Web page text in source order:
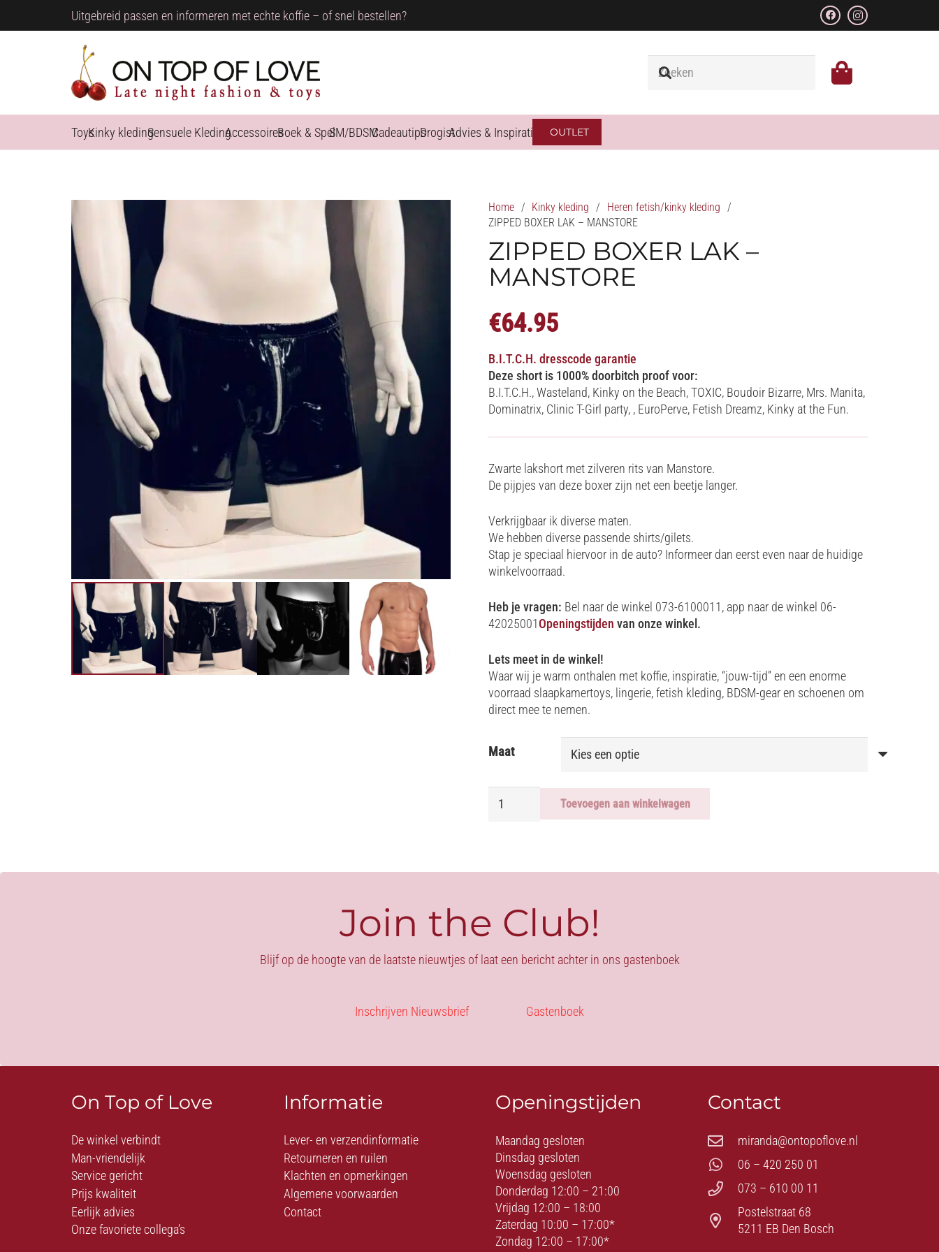
Uitgebreid passen en informeren met echte koffie – of snel bestellen?
ToysKinky kledingSensuele KledingAccessoiresBoek & SpelSM/BDSMCadeautipsDrogistAdvies & Inspiratie OUTLET
Home / Kinky kleding / Heren fetish/kinky kleding /
ZIPPED BOXER LAK – MANSTORE
ZIPPED BOXER LAK –
MANSTORE
€64.95
B.I.T.C.H. dresscode garantie
Deze short is 1000% doorbitch proof voor:
B.I.T.C.H., Wasteland, Kinky on the Beach, TOXIC, Boudoir Bizarre, Mrs. Manita,
Dominatrix, Clinic T-Girl party, , EuroPerve, Fetish Dreamz, Kinky at the Fun.
Zwarte lakshort met zilveren rits van Manstore.
De pijpjes van deze boxer zijn net een beetje langer.
Verkrijgbaar ik diverse maten.
We hebben diverse passende shirts/gilets.
Stap je speciaal hiervoor in de auto? Informeer dan eerst even naar de huidige
winkelvoorraad.
Heb je vragen: Bel naar de winkel 073-6100011, app naar de winkel 06-
42025001Openingstijden van onze winkel.
Lets meet in de winkel!
Waar wij je warm onthalen met koffie, inspiratie, “jouw-tijd” en een enorme
voorraad slaapkamertoys, lingerie, fetish kleding, BDSM-gear en schoenen om
direct mee te nemen.
Maat
BOXER
Toevoegen aan winkelwagen
Join the Club!
Blijf op de hoogte van de laatste nieuwtjes of laat een bericht achter in ons gastenboek
Inschrijven Nieuwsbrief Gastenboek
On Top of Love
De winkel verbindt
Man-vriendelijk
Service gericht
Prijs kwaliteit
Eerlijk advies
Onze favoriete collega’s
Informatie
Lever- en verzendinformatie
Retourneren en ruilen
Klachten en opmerkingen
Algemene voorwaarden
Contact
Openingstijden
Maandag gesloten
Dinsdag gesloten
Woensdag gesloten
Donderdag 12:00 – 21:00
Vrijdag 12:00 – 18:00
Zaterdag 10:00 – 17:00*
Zondag 12:00 – 17:00*
Contact
miranda@ontopoflove.nl
06 – 420 250 01
073 – 610 00 11
Postelstraat 68
5211 EB Den Bosch